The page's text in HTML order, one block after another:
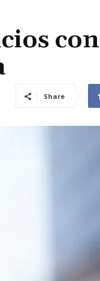
con
Share